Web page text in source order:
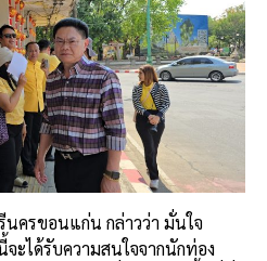
ครขอนแก่น กล่าวว่า มั่นใจ
ะได้รับความสนใจจากนักท่อง